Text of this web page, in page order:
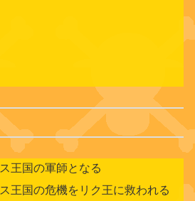
王国の軍師となる
王国の危機をリク王に救われる